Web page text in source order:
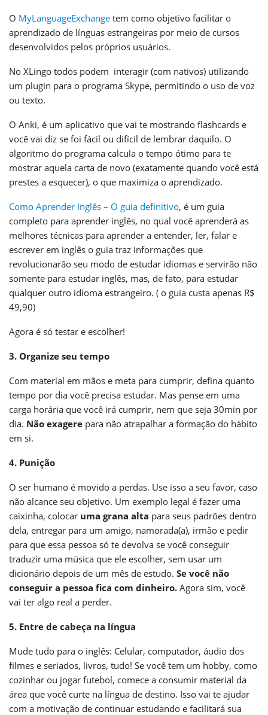
O MyLanguageExchange tem como objetivo facilitar o
aprendizado de línguas estrangeiras por meio de cursos
desenvolvidos pelos próprios usuários.
No XLingo todos podem interagir (com nativos) utilizando
um plugin para o programa Skype, permitindo o uso de voz
ou texto.
O Anki, é um aplicativo que vai te mostrando flashcards e
você vai diz se foi fácil ou difícil de lembrar daquilo. O
algoritmo do programa calcula o tempo ótimo para te
mostrar aquela carta de novo (exatamente quando você está
prestes a esquecer), o que maximiza o aprendizado.
Como Aprender Inglês – O guia definitivo, é um guia
completo para aprender inglês, no qual você aprenderá as
melhores técnicas para aprender a entender, ler, falar e
escrever em inglês o guia traz informações que
revolucionarão seu modo de estudar idiomas e servirão não
somente para estudar inglês, mas, de fato, para estudar
qualquer outro idioma estrangeiro. ( o guia custa apenas R$
49,90)
Agora é só testar e escolher!
3. Organize seu tempo
Com material em mãos e meta para cumprir, defina quanto
tempo por dia você precisa estudar. Mas pense em uma
carga horária que você irá cumprir, nem que seja 30min por
dia. Não exagere para não atrapalhar a formação do hábito
em si.
4. Punição
O ser humano é movido a perdas. Use isso a seu favor, caso
não alcance seu objetivo. Um exemplo legal é fazer uma
caixinha, colocar uma grana alta para seus padrões dentro
dela, entregar para um amigo, namorada(a), irmão e pedir
para que essa pessoa só te devolva se você conseguir
traduzir uma música que ele escolher, sem usar um
dicionário depois de um mês de estudo. Se você não
conseguir a pessoa fica com dinheiro. Agora sim, você
vai ter algo real a perder.
5. Entre de cabeça na língua
Mude tudo para o inglês: Celular, computador, áudio dos
filmes e seriados, livros, tudo! Se você tem um hobby, como
cozinhar ou jogar futebol, comece a consumir material da
área que você curte na língua de destino. Isso vai te ajudar
com a motivação de continuar estudando e facilitará sua